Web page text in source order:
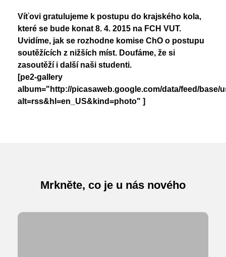
Víťovi gratulujeme k postupu do krajského kola,
které se bude konat 8. 4. 2015 na FCH VUT.
Uvidíme, jak se rozhodne komise ChO o postupu
soutěžících z nižších míst. Doufáme, že si
zasoutěží i další naši studenti.
[pe2-gallery
album="http://picasaweb.google.com/data/feed/base/
alt=rss&hl=en_US&kind=photo" ]
Mrkněte, co je u nás nového